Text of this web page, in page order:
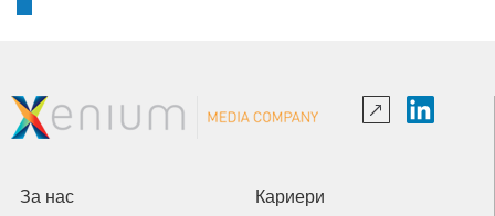
За нас Кариери